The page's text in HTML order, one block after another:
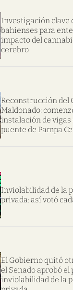
Investigación clave
bahienses para
impacto del
cerebro
Reconstrucción del
Maldonado:
instalación de vigas
puente de Pampa
Inviolabilidad de la
privada: así votó
El Gobierno quitó
el Senado aprobó el
inviolabilidad de la